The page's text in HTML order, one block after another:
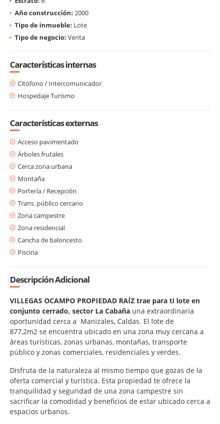
Año construcción: 2000
Tipo de inmueble: Lote
Tipo de negocio: Venta
Características internas
Citófono / Intercomunicador
Hospedaje Turismo
Características externas
Acceso pavimentado
Árboles frutales
Cerca zona urbana
Montaña
Portería / Recepción
Trans. público cercano
Zona campestre
Zona residencial
Cancha de baloncesto
Piscina
Descripción Adicional
VILLEGAS OCAMPO PROPIEDAD RAÍZ trae para ti lote en
conjunto cerrado, sector La Cabaña una extraordinaria
oportunidad cerca a Manizales, Caldas. El lote de
877,2m2 se encuentra ubicado en una zona muy cercana a
áreas turísticas, zonas urbanas, montañas, transporte
público y zonas comerciales, residenciales y verdes.
Disfruta de la naturaleza al mismo tiempo que gozas de la
oferta comercial y turística. Esta propiedad te ofrece la
tranquilidad y seguridad de una zona campestre sin
sacrificar la comodidad y beneficios de estar ubicado cerca a
espacios urbanos.